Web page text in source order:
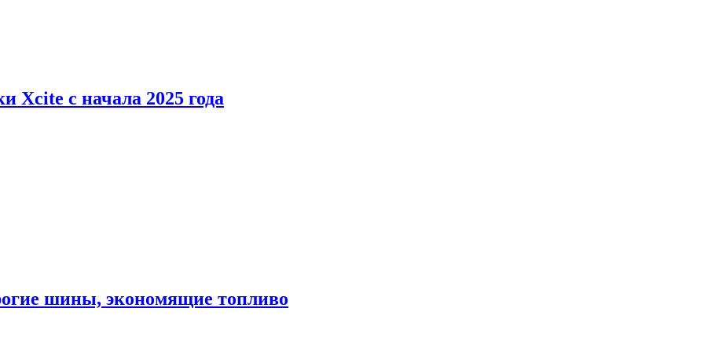
Xcite с начала 2025 года
шины, экономящие топливо